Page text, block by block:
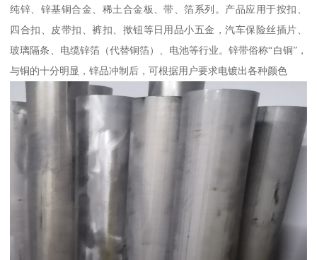
纯锌、锌基铜合金、稀土合金板、带、箔系列。产品应用于按扣、
四合扣、皮带扣、裤扣、揿钮等日用品小五金，汽车保险丝插片、
玻璃隔条、电缆锌箔（代替铜箔）、电池等行业。锌带俗称“白铜”，
与铜的十分明显，锌品冲制后，可根据用户要求电镀出各种颜色